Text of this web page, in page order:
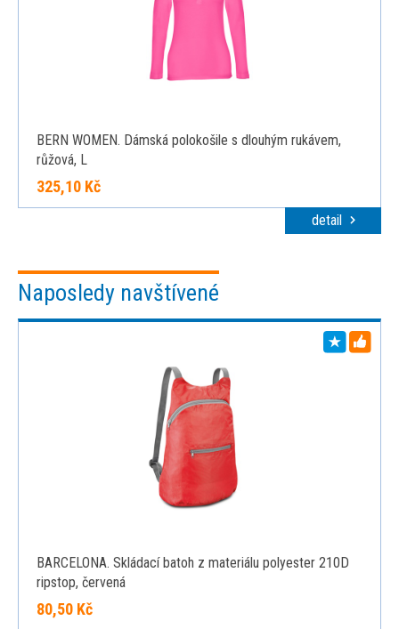
BERN WOMEN. Dámská polokošile s dlouhým rukávem,
růžová, L
325,10 Kč
detail
Naposledy navštívené
BARCELONA. Skládací batoh z materiálu polyester 210D
ripstop, červená
80,50 Kč